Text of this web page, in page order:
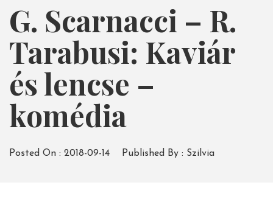
G. Scarnacci – R.
Tarabusi: Kaviár
és lencse –
komédia
Posted On : 2018-09-14 Published By : Szilvia